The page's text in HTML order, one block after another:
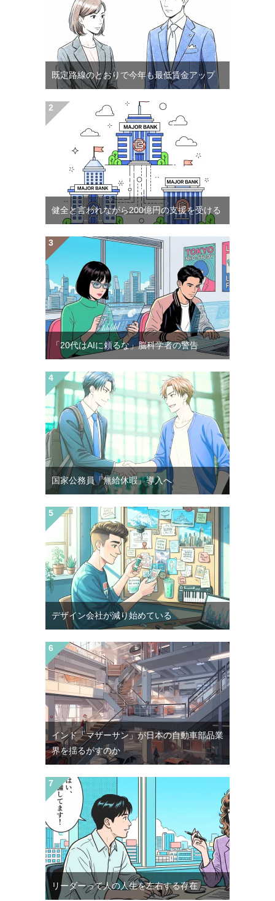
既定路線のとおりで今年も最低賃金アップ
健全と言われながら200億円の支援を受ける
「20代はAIに頼るな」脳科学者の警告
国家公務員「無給休暇」導入へ
デザイン会社が減り始めている
インド「マザーサン」が日本の自動車部品業
界を揺るがすのか
リーダーって人の人生を左右する存在